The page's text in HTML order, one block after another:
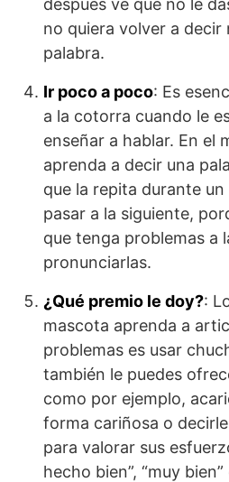
después ve que no le
no quiera volver a decir
palabra.
Ir poco a poco: Es
a la cotorra cuando le
enseñar a hablar. En el
aprenda a decir una
que la repita durante
pasar a la siguiente,
que tenga problemas a
pronunciarlas.
¿Qué premio le doy?:
mascota aprenda a
problemas es usar
también le puedes
como por ejemplo,
forma cariñosa o
para valorar sus
hecho bien”, “muy